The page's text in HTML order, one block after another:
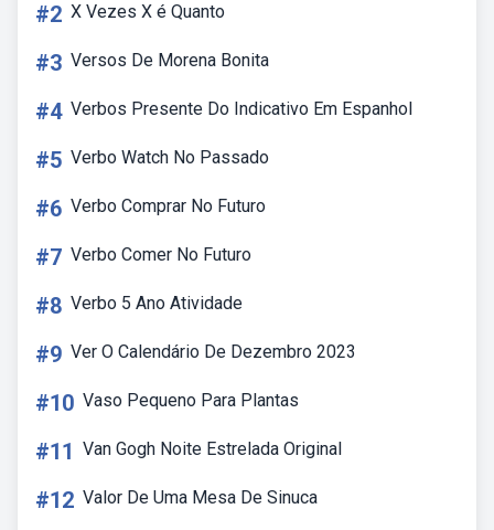
#2 X Vezes X é Quanto
#3 Versos De Morena Bonita
#4 Verbos Presente Do Indicativo Em Espanhol
#5 Verbo Watch No Passado
#6 Verbo Comprar No Futuro
#7 Verbo Comer No Futuro
#8 Verbo 5 Ano Atividade
#9 Ver O Calendário De Dezembro 2023
#10 Vaso Pequeno Para Plantas
#11 Van Gogh Noite Estrelada Original
#12 Valor De Uma Mesa De Sinuca